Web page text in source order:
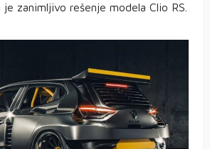
zanimljivo rešenje modela Clio RS.